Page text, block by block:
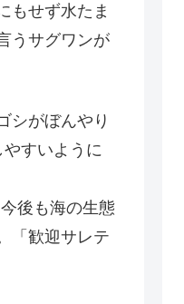
もせず水たま
うサグワンが
シがぼんやり
すいように
今後も海の生態
「歓迎サレテ